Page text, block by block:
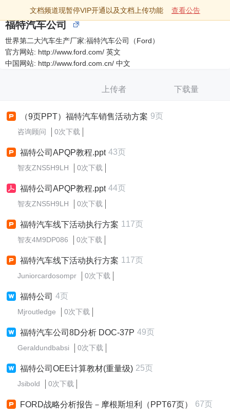
文档频道现暂停VIP开通以及文档上传功能 查看公告
福特汽车公司
世界第二大汽车生产厂家:福特汽车公司（Ford）
官方网站: http://www.ford.com/ 英文
中国网站: http://www.ford.com.cn/ 中文
上传者 下载量
（9页PPT）福特汽车销售活动方案 9页
咨询顾问 0次下载
福特公司APQP教程.ppt 43页
智友ZNS5H9LH 0次下载
福特公司APQP教程.ppt 44页
智友ZNS5H9LH 0次下载
福特汽车线下活动执行方案 117页
智友4M9DP086 0次下载
福特汽车线下活动执行方案 117页
Juniorcardosompr 0次下载
福特公司 4页
Mjroutledge 0次下载
福特汽车公司8D分析 DOC-37P 49页
Geraldundbabsi 0次下载
福特公司OEE计算教材(重量级) 25页
Jsibold 0次下载
FORD战略分析报告－摩根斯坦利（PPT67页） 67页